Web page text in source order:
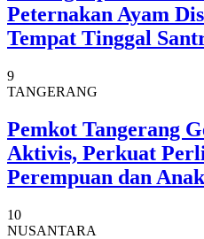
Peternakan Ayam
Tempat Tinggal
9
TANGERANG
Pemkot Tangerang
Aktivis, Perkuat
Perempuan dan Anak
10
NUSANTARA